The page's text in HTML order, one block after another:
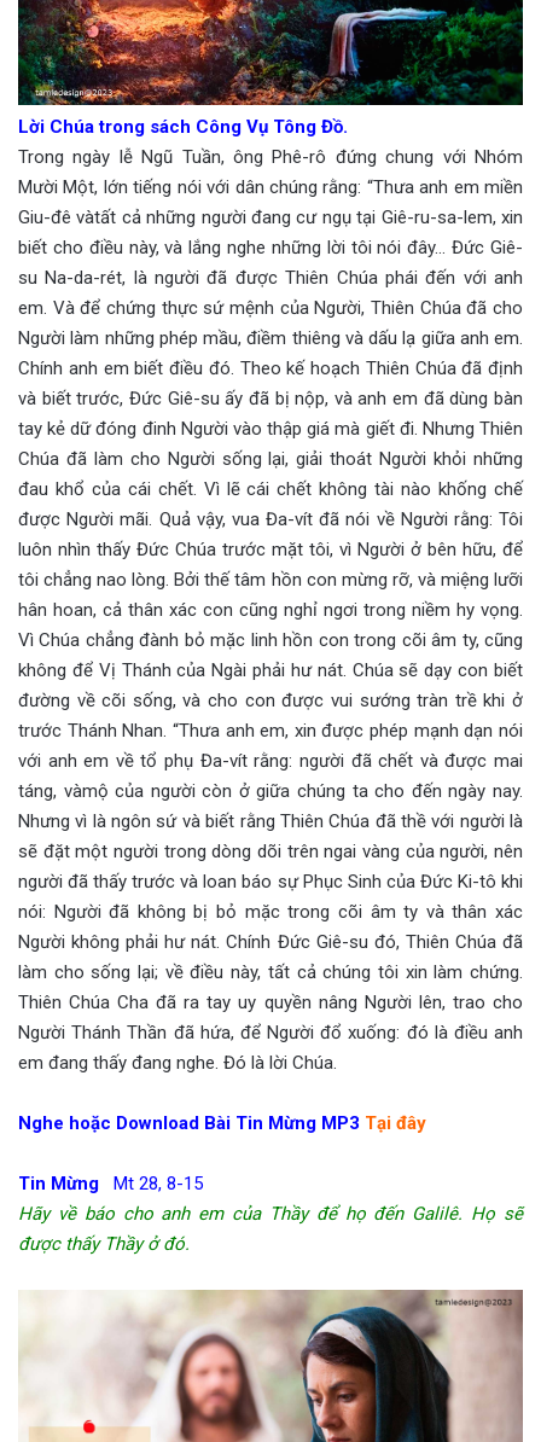
Lời Chúa trong sách Công Vụ Tông Đồ.
Trong ngày lễ Ngũ Tuần, ông Phê-rô đứng chung với Nhóm
Mười Một, lớn tiếng nói với dân chúng rằng: “Thưa anh em miền
Giu-đê vàtất cả những người đang cư ngụ tại Giê-ru-sa-lem, xin
biết cho điều này, và lắng nghe những lời tôi nói đây… Đức Giê-
su Na-da-rét, là người đã được Thiên Chúa phái đến với anh
em. Và để chứng thực sứ mệnh của Người, Thiên Chúa đã cho
Người làm những phép mầu, điềm thiêng và dấu lạ giữa anh em.
Chính anh em biết điều đó. Theo kế hoạch Thiên Chúa đã định
và biết trước, Đức Giê-su ấy đã bị nộp, và anh em đã dùng bàn
tay kẻ dữ đóng đinh Người vào thập giá mà giết đi. Nhưng Thiên
Chúa đã làm cho Người sống lại, giải thoát Người khỏi những
đau khổ của cái chết. Vì lẽ cái chết không tài nào khống chế
được Người mãi. Quả vậy, vua Đa-vít đã nói về Người rằng: Tôi
luôn nhìn thấy Đức Chúa trước mặt tôi, vì Người ở bên hữu, để
tôi chẳng nao lòng. Bởi thế tâm hồn con mừng rỡ, và miệng lưỡi
hân hoan, cả thân xác con cũng nghỉ ngơi trong niềm hy vọng.
Vì Chúa chẳng đành bỏ mặc linh hồn con trong cõi âm ty, cũng
không để Vị Thánh của Ngài phải hư nát. Chúa sẽ dạy con biết
đường về cõi sống, và cho con được vui sướng tràn trề khi ở
trước Thánh Nhan. “Thưa anh em, xin được phép mạnh dạn nói
với anh em về tổ phụ Đa-vít rằng: người đã chết và được mai
táng, vàmộ của người còn ở giữa chúng ta cho đến ngày nay.
Nhưng vì là ngôn sứ và biết rằng Thiên Chúa đã thề với người là
sẽ đặt một người trong dòng dõi trên ngai vàng của người, nên
người đã thấy trước và loan báo sự Phục Sinh của Đức Ki-tô khi
nói: Người đã không bị bỏ mặc trong cõi âm ty và thân xác
Người không phải hư nát. Chính Đức Giê-su đó, Thiên Chúa đã
làm cho sống lại; về điều này, tất cả chúng tôi xin làm chứng.
Thiên Chúa Cha đã ra tay uy quyền nâng Người lên, trao cho
Người Thánh Thần đã hứa, để Người đổ xuống: đó là điều anh
em đang thấy đang nghe. Đó là lời Chúa.
Nghe hoặc Download Bài Tin Mừng MP3 Tại đây
Tin Mừng Mt 28, 8-15
Hãy về báo cho anh em của Thầy để họ đến Galilê. Họ sẽ
được thấy Thầy ở đó.